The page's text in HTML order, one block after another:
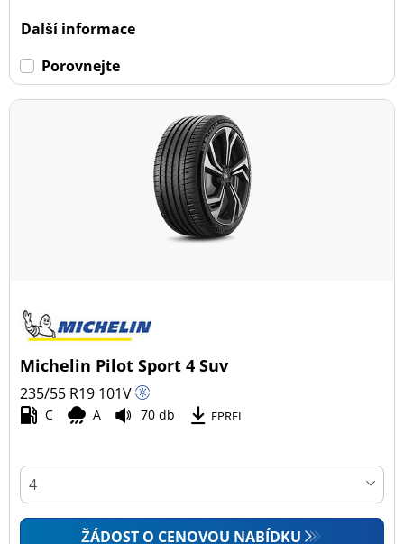
Další informace
Porovnejte
Michelin Pilot Sport 4 Suv
235/55 R19 101V
C A 70 db EPREL
ŽÁDOST O CENOVOU NABÍDKU